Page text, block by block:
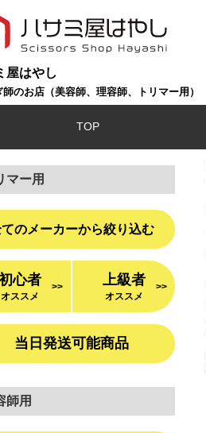
屋はやし
師のお店（美容師、理容師、トリマー用）
TOP
マー用
のメーカーから絞り込む
心者
オススメ
>> 上級者
オススメ
>>
当日発送可能商品
師用